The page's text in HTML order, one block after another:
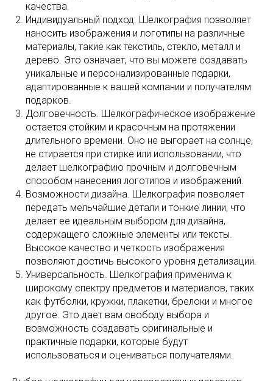
качества.
Индивидуальный подход. Шелкография позволяет
наносить изображения и логотипы на различные
материалы, такие как текстиль, стекло, металл и
дерево. Это означает, что вы можете создавать
уникальные и персонализированные подарки,
адаптированные к вашей компании и получателям
подарков.
Долговечность. Шелкографическое изображение
остается стойким и красочным на протяжении
длительного времени. Оно не выгорает на солнце,
не стирается при стирке или использовании, что
делает шелкографию прочным и долговечным
способом нанесения логотипов и изображений.
Возможности дизайна. Шелкография позволяет
передать мельчайшие детали и тонкие линии, что
делает ее идеальным выбором для дизайна,
содержащего сложные элементы или тексты.
Высокое качество и четкость изображения
позволяют достичь высокого уровня детализации.
Универсальность. Шелкография применима к
широкому спектру предметов и материалов, таких
как футболки, кружки, плакетки, брелоки и многое
другое. Это дает вам свободу выбора и
возможность создавать оригинальные и
практичные подарки, которые будут
использоваться и оцениваться получателями.